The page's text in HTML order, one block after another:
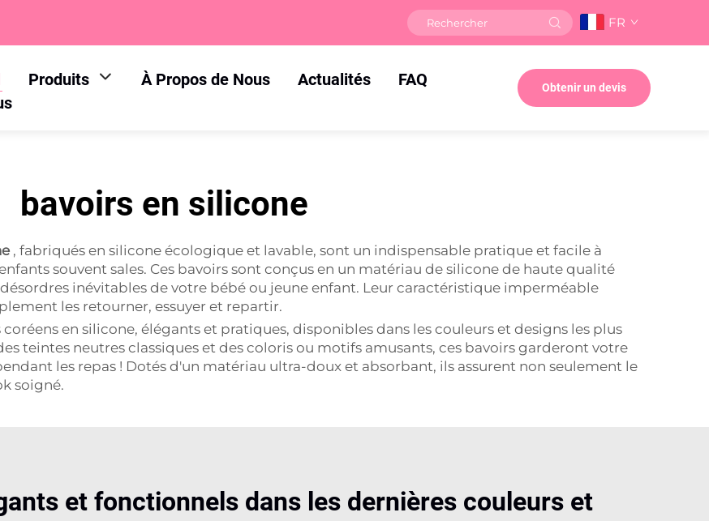
FR
Produits À Propos de Nous Actualités
FAQ
Obtenir un devis
bavoirs en silicone
, fabriqués en silicone écologique et lavable, sont un indispensable pratique et facile à
souvent sales. Ces bavoirs sont conçus en un matériau de silicone de haute qualité
inévitables de votre bébé ou jeune enfant. Leur caractéristique imperméable
les retourner, essuyer et repartir.
en silicone, élégants et pratiques, disponibles dans les couleurs et designs les plus
teintes neutres classiques et des coloris ou motifs amusants, ces bavoirs garderont votre
les repas ! Dotés d'un matériau ultra-doux et absorbant, ils assurent non seulement le
soigné.
et fonctionnels dans les dernières couleurs et